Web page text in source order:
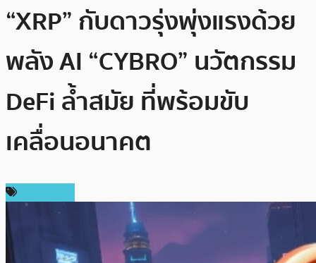
“XRP” กับดาวรุ่งพุ่งแรงด้วย
พลัง AI “CYBRO” นวัตกรรม
DeFi ล้ำสมัย ที่พร้อมขับ
เคลื่อนอนาคต